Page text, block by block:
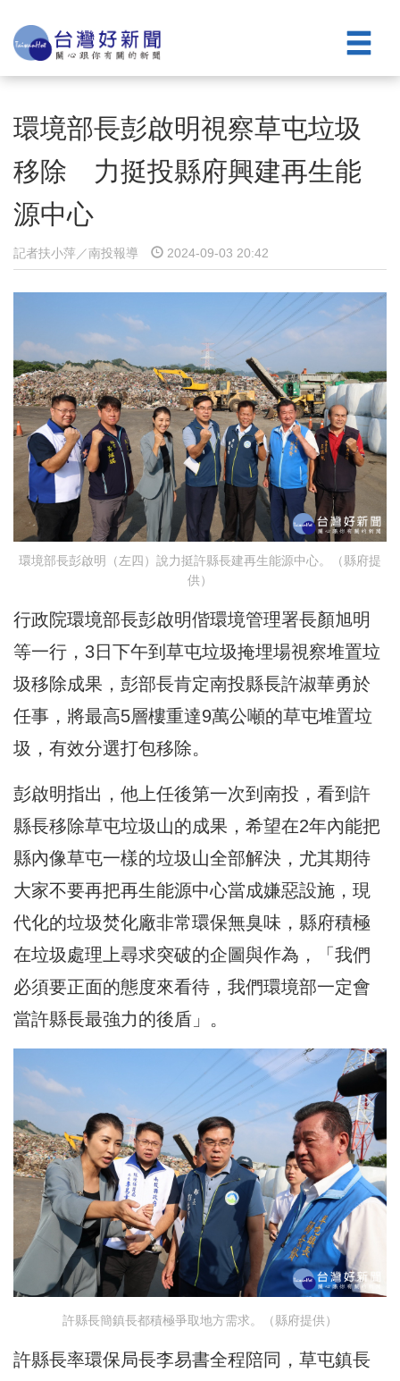
環境部長彭啟明視察草屯垃圾
移除 力挺投縣府興建再生能
源中心
記者扶小萍／南投報導 2024-09-03 20:42
環境部長彭啟明（左四）說力挺許縣長建再生能源中心。（縣府提
供）
行政院環境部長彭啟明偕環境管理署長顏旭明
等一行，3日下午到草屯垃圾掩埋場視察堆置垃
圾移除成果，彭部長肯定南投縣長許淑華勇於
任事，將最高5層樓重達9萬公噸的草屯堆置垃
圾，有效分選打包移除。
彭啟明指出，他上任後第一次到南投，看到許
縣長移除草屯垃圾山的成果，希望在2年內能把
縣內像草屯一樣的垃圾山全部解決，尤其期待
大家不要再把再生能源中心當成嫌惡設施，現
代化的垃圾焚化廠非常環保無臭味，縣府積極
在垃圾處理上尋求突破的企圖與作為，「我們
必須要正面的態度來看待，我們環境部一定會
當許縣長最強力的後盾」。
許縣長簡鎮長都積極爭取地方需求。（縣府提供）
許縣長率環保局長李易書全程陪同，草屯鎮長